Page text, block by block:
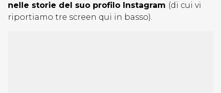
nelle storie del suo profilo Instagram (di cui vi
riportiamo tre screen qui in basso).